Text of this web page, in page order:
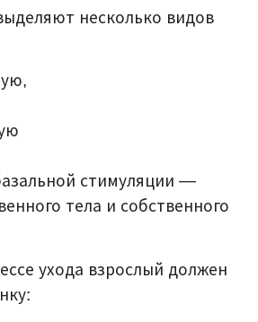
несколько видов
стимуляции —
тела и собственного
ухода взрослый должен